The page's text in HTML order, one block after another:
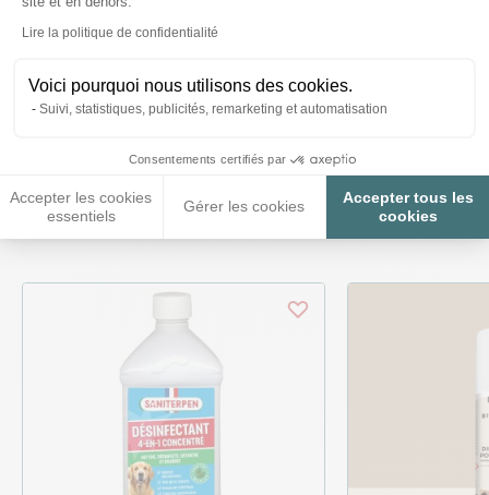
Lire la politique de confidentialité
Voici pourquoi nous utilisons des cookies.
Suivi, statistiques, publicités, remarketing et automatisation
Consentements certifiés par
Accepter les cookies
essentiels
Gérer les cookies
Accepter tous les
cookies
Axeptio consent
Posez-nous vos questions
Ces produits peuvent vous
intéresser